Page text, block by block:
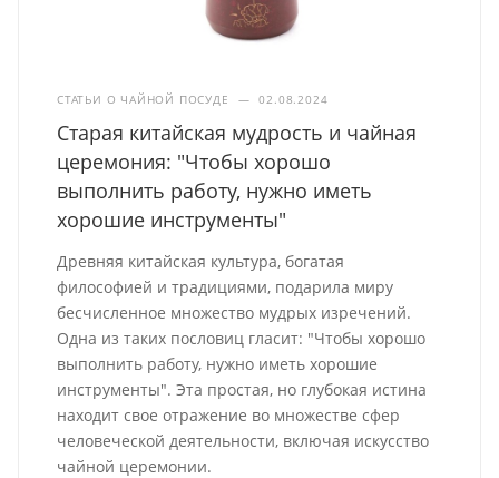
СТАТЬИ О ЧАЙНОЙ ПОСУДЕ — 02.08.2024
Старая китайская мудрость и чайная
церемония: "Чтобы хорошо
выполнить работу, нужно иметь
хорошие инструменты"
Древняя китайская культура, богатая
философией и традициями, подарила миру
бесчисленное множество мудрых изречений.
Одна из таких пословиц гласит: "Чтобы хорошо
выполнить работу, нужно иметь хорошие
инструменты". Эта простая, но глубокая истина
находит свое отражение во множестве сфер
человеческой деятельности, включая искусство
чайной церемонии.